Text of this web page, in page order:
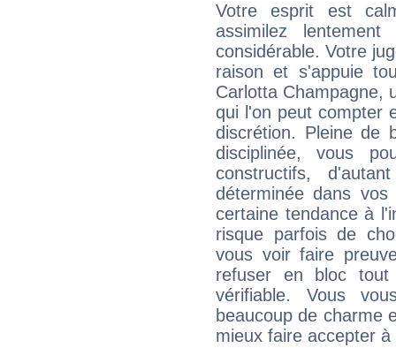
Votre esprit est
assimilez
considérable. Votre
raison et s'appuie
Carlotta Champagne,
qui l'on peut compter
discrétion. Pleine de
disciplinée, vous
constructifs,
déterminée dans
certaine tendance à
risque parfois de
vous voir faire
refuser en bloc
vérifiable. Vous
beaucoup de charme
mieux faire accepter